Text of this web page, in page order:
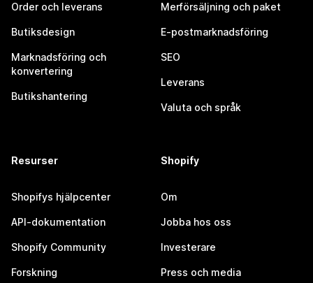
Order och leverans
Butiksdesign
Marknadsföring och
konvertering
Butikshantering
Merförsäljning och paket
E-postmarknadsföring
SEO
Leverans
Valuta och språk
Resurser
Shopifys hjälpcenter
API-dokumentation
Shopify Community
Forskning
Shopify
Om
Jobba hos oss
Investerare
Press och media